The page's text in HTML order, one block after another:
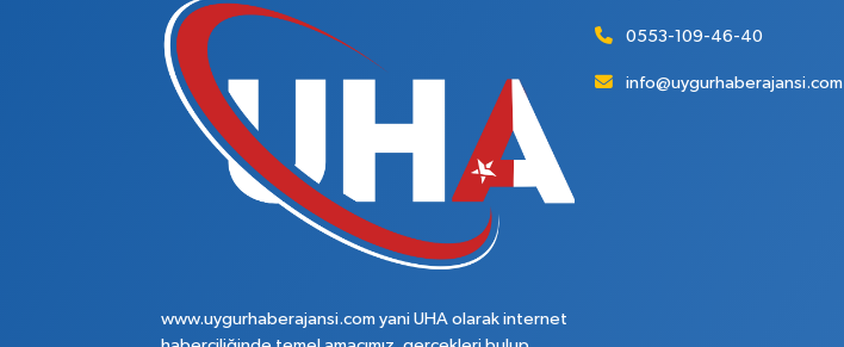
www.uygurhaberajansi.com yani UHA olarak internet
0553-109-46-40
info@uygurhaberajansi.com